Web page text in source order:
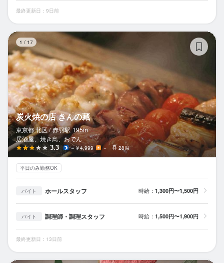
最終更新日：9日前
1 / 17
炭火焼の店 きんの藏
東京都 北区 / 赤羽駅 195m
居酒屋、焼き鳥、おでん
3.3 ～￥4,999 － 28席
平日のみ勤務OK
バイト ホールスタッフ 時給： 1,300円〜1,500円
バイト 調理師・調理スタッフ 時給： 1,500円〜1,900円
最終更新日：13日前